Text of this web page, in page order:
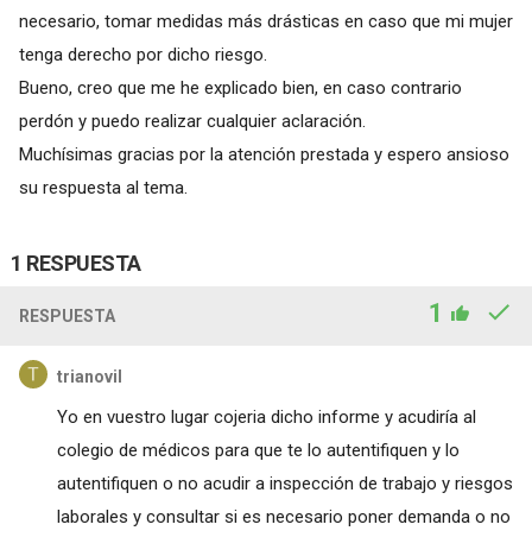
necesario, tomar medidas más drásticas en caso que mi mujer
tenga derecho por dicho riesgo.
Bueno, creo que me he explicado bien, en caso contrario
perdón y puedo realizar cualquier aclaración.
Muchísimas gracias por la atención prestada y espero ansioso
su respuesta al tema.
1 RESPUESTA
RESPUESTA 1
trianovil
Yo en vuestro lugar cojeria dicho informe y acudiría al
colegio de médicos para que te lo autentifiquen y lo
autentifiquen o no acudir a inspección de trabajo y riesgos
laborales y consultar si es necesario poner demanda o no